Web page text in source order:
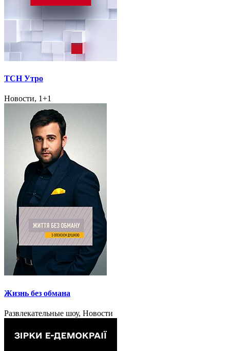
ТСН Утро
Новости, 1+1
Жизнь без обмана
Развлекательные шоу, Новости